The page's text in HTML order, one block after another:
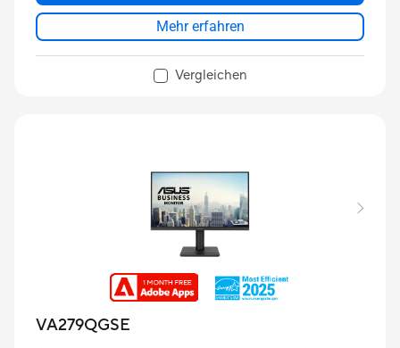
Mehr erfahren
Vergleichen
VA279QGSE